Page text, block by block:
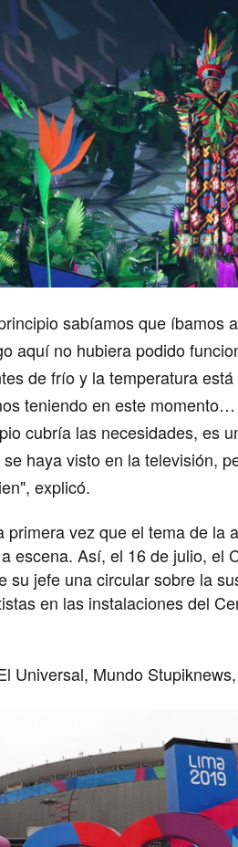
sabíamos que íbamos
aquí no hubiera podido
de frío y la temperatura
teniendo en este
cubría las necesidades, es
haya visto en la televisión,
", explicó.
primera vez que el tema de la
escena. Así, el 16 de julio, el
su jefe una circular sobre la
en las instalaciones del
Universal, Mundo